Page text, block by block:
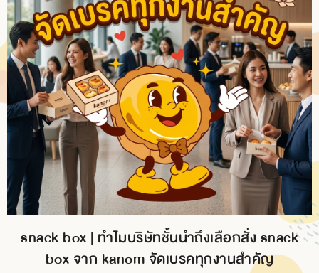
snack box | ทำไมบริษัทชั้นนำถึงเลือกสั่ง snack
box จาก kanom จัดเบรคทุกงานสำคัญ